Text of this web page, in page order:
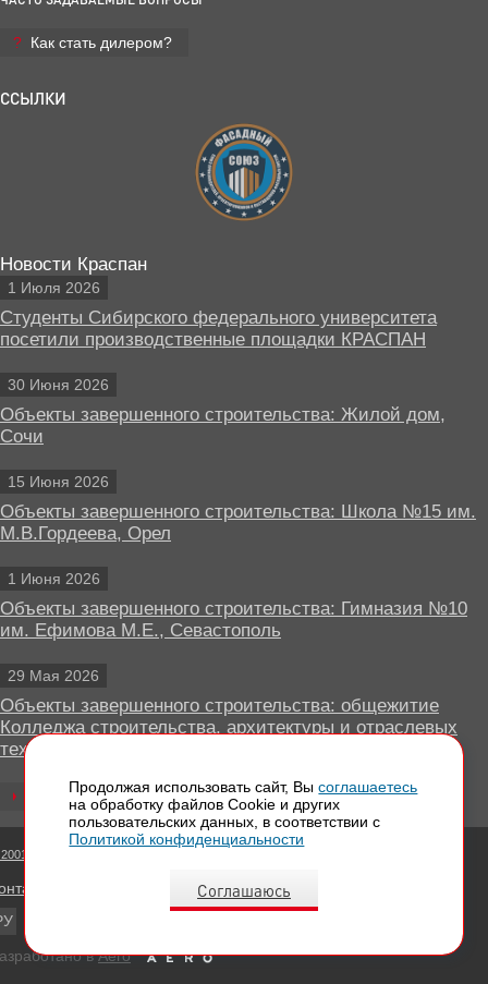
Как стать дилером?
ССЫЛКИ
Новости Краспан
1 Июля 2026
Студенты Сибирского федерального университета
посетили производственные площадки КРАСПАН
30 Июня 2026
Объекты завершенного строительства: Жилой дом,
Сочи
15 Июня 2026
Объекты завершенного строительства: Школа №15 им.
М.В.Гордеева, Орел
1 Июня 2026
Объекты завершенного строительства: Гимназия №10
им. Ефимова М.Е., Севастополь
29 Мая 2026
Объекты завершенного строительства: общежитие
Колледжа строительства, архитектуры и отраслевых
технологий, Липецк
Все новости
- 2026 Вентилируемые фасады КРАСПАН
информация
вAero
Продолжая использовать сайт, Высоглашаетесь
на обработку файлов Сookie и других
пользовательских данных, в соответствии с
Политикой конфиденциальности
Соглашаюсь